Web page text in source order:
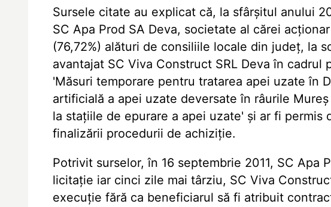
Sursele citate au explicat că, la sfârșitul anului
SC Apa Prod SA Deva, societate al cărei
(76,72%) alături de consiliile locale din județ, la
avantajat SC Viva Construct SRL Deva în
'Măsuri temporare pentru tratarea apei uzate în
artificială a apei uzate deversate în râurile
la stațiile de epurare a apei uzate' și ar fi permis
finalizării procedurii de achiziție.
Potrivit surselor, în 16 septembrie 2011, SC Apa
licitație iar cinci zile mai târziu, SC Viva
execuție fără ca beneficiarul să fi atribuit